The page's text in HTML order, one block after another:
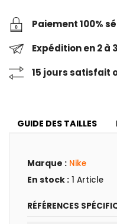
Paiement 100%
Expédition en 2 à
15 jours satisfait
GUIDE DES TAILLES
Marque : Nike
En stock : 1 Article
RÉFÉRENCES